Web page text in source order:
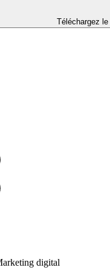
Téléchargez le
digital